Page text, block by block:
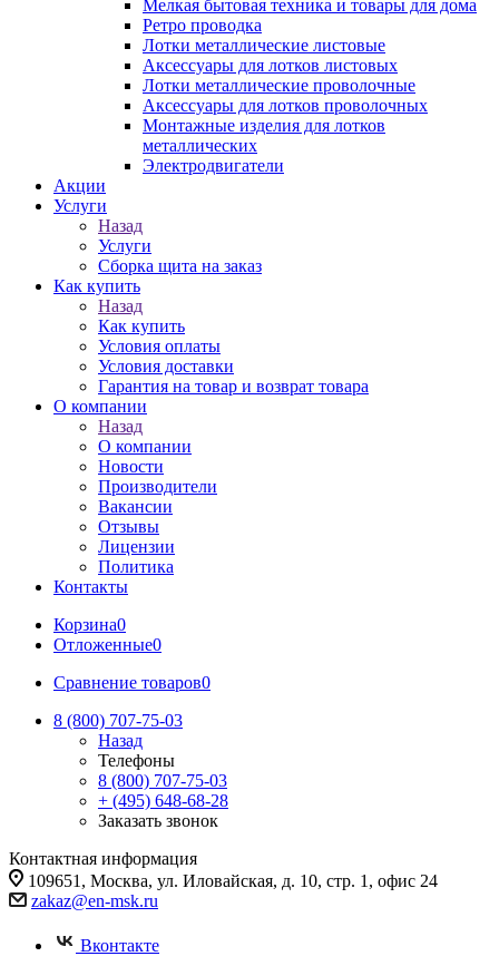
Мелкая бытовая техника и товары для дома
Ретро проводка
Лотки металлические листовые
Аксессуары для лотков листовых
Лотки металлические проволочные
Аксессуары для лотков проволочных
Монтажные изделия для лотков
металлических
Электродвигатели
Акции
Услуги
Назад
Услуги
Сборка щита на заказ
Как купить
Назад
Как купить
Условия оплаты
Условия доставки
Гарантия на товар и возврат товара
О компании
Назад
О компании
Новости
Производители
Вакансии
Отзывы
Лицензии
Политика
Контакты
Корзина0
Отложенные0
Сравнение товаров0
8 (800) 707-75-03
Назад
Телефоны
8 (800) 707-75-03
+ (495) 648-68-28
Заказать звонок
Контактная информация
109651, Москва, ул. Иловайская, д. 10, стр. 1, офис 24
zakaz@en-msk.ru
Вконтакте